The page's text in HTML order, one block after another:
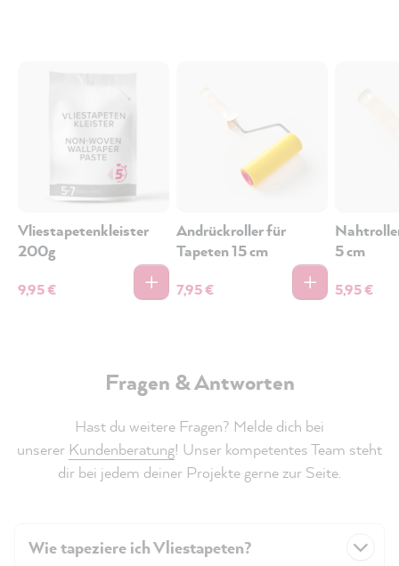
Vliestapetenkleister
200g
9,95 €
Andrückroller für
Tapeten 15 cm
7,95 €
5 cm
5,95 €
Fragen & Antworten
Hast du weitere Fragen? Melde dich bei
unserer Kundenberatung! Unser kompetentes Team steht
dir bei jedem deiner Projekte gerne zur Seite.
Wie tapeziere ich Vliestapeten?